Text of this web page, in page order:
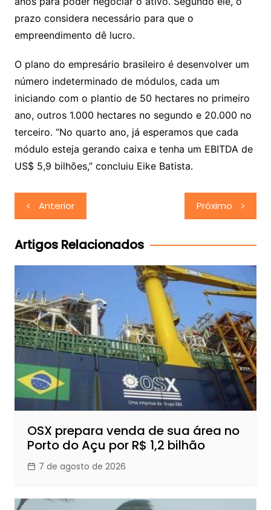
prazo considera necessário para que o
empreendimento dê lucro.
O plano do empresário brasileiro é desenvolver um
número indeterminado de módulos, cada um
iniciando com o plantio de 50 hectares no primeiro
ano, outros 1.000 hectares no segundo e 20.000 no
terceiro. “No quarto ano, já esperamos que cada
módulo esteja gerando caixa e tenha um EBITDA de
US$ 5,9 bilhões,” concluiu Eike Batista.
Navegação
de
Post
Anterior Próximo
Artigos Relacionados
OSX prepara venda de sua área no
Porto do Açu por R$ 1,2 bilhão
7 de agosto de 2026